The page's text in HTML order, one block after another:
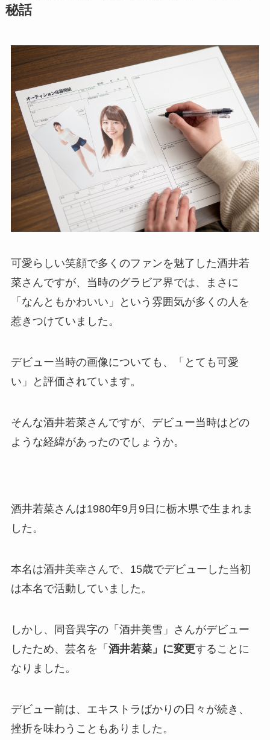
秘話
可愛らしい笑顔で多くのファンを魅了した酒井若
菜さんですが、当時のグラビア界では、まさに
「なんともかわいい」という雰囲気が多くの人を
惹きつけていました。
デビュー当時の画像についても、「とても可愛
い」と評価されています。
そんな酒井若菜さんですが、デビュー当時はどの
ような経緯があったのでしょうか。
酒井若菜さんは1980年9月9日に栃木県で生まれま
した。
本名は酒井美幸さんで、15歳でデビューした当初
は本名で活動していました。
しかし、同音異字の「酒井美雪」さんがデビュー
したため、芸名を「 酒井若菜」に変更することに
なりました。
デビュー前は、エキストラばかりの日々が続き、
挫折を味わうこともありました。